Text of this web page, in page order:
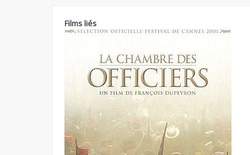
Films liés